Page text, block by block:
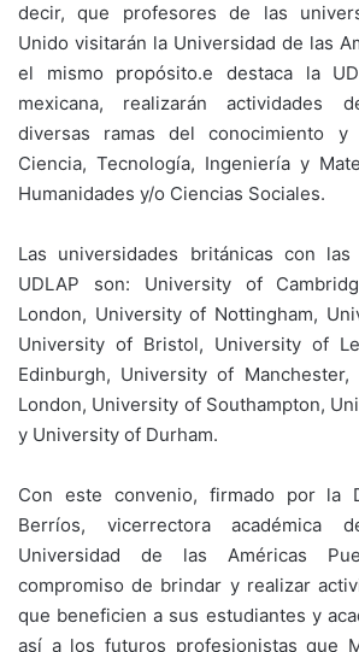
decir, que profesores de las
Unido visitarán la Universidad de las
el mismo propósito.e destaca la
mexicana, realizarán actividades
diversas ramas del conocimiento y
Ciencia, Tecnología, Ingeniería y
Humanidades y/o Ciencias Sociales.
Las universidades británicas con
UDLAP son: University of
London, University of Nottingham,
University of Bristol, University of
Edinburgh, University of
London, University of Southampton,
y University of Durham.
Con este convenio, firmado por la
Berríos, vicerrectora académica
Universidad de las Américas
compromiso de brindar y realizar
que beneficien a sus estudiantes y
así a los futuros profesionistas que